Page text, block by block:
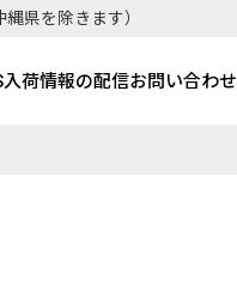
縄県を除きます）
入荷情報の配信お問い合わせ